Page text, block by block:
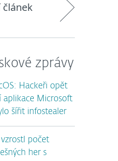
článek
zprávy
Hackeři opět
aplikace Microsoft
šířit infostealer
vzrostl počet
her s